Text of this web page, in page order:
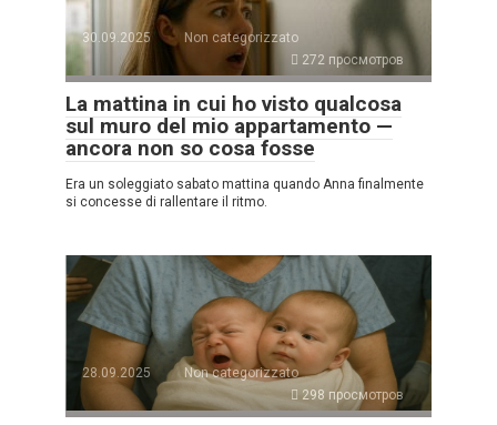
30.09.2025
Non categorizzato
272 просмотров
La mattina in cui ho visto qualcosa
sul muro del mio appartamento —
ancora non so cosa fosse
Era un soleggiato sabato mattina quando Anna finalmente
si concesse di rallentare il ritmo.
28.09.2025
Non categorizzato
298 просмотров